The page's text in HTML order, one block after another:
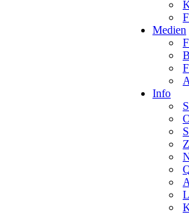
Medien
Info